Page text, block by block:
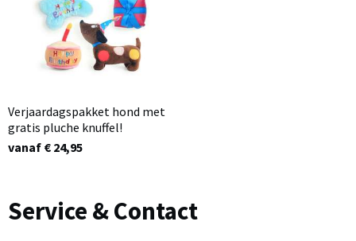
Verjaardagspakket hond met
gratis pluche knuffel!
vanaf € 24,95
Service & Contact